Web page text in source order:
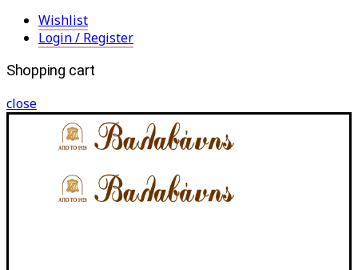
Wishlist
Login / Register
Shopping cart
close